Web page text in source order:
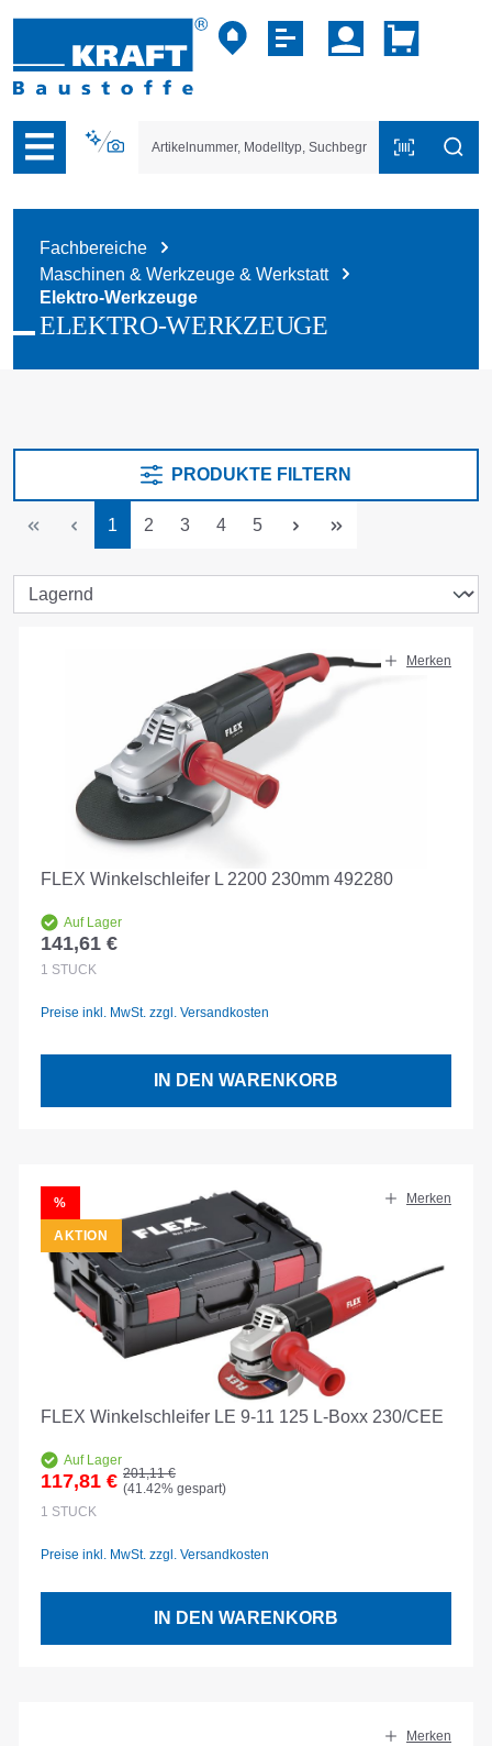
der B2B-Plattform springen
Fachbereiche
Maschinen & Werkzeuge & Werkstatt
Elektro-Werkzeuge
ELEKTRO-WERKZEUGE
PRODUKTE FILTERN
Seite
1 Seite
2 Seite
3 Seite
4 Seite
5
Merken
FLEX Winkelschleifer L 2200 230mm 492280
Auf Lager
Regulärer Preis:
141,61 €
1 STÜCK
Preise inkl. MwSt. zzgl. Versandkosten
IN DEN WARENKORB
RABATT
%
AKTION
Merken
FLEX Winkelschleifer LE 9-11 125 L-Boxx 230/CEE
Auf Lager
Verkaufspreis:
117,81 € Regulärer Preis:
201,11 €
(41.42% gespart)
1 STÜCK
Preise inkl. MwSt. zzgl. Versandkosten
IN DEN WARENKORB
Merken